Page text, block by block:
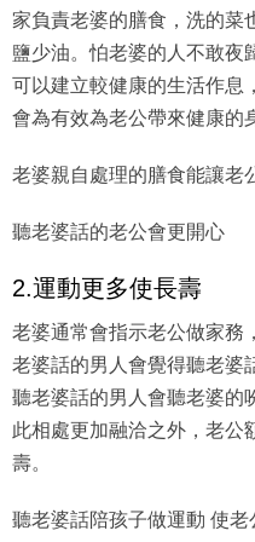
家負責老婆的膳食，洗的菜
鹽少油。怕老婆的人不敢夜
可以建立較健康的生活作息
會為有效為老公帶來健康的
老婆親自處理的膳食能讓老
聽老婆話的老公會更開心
2.運動更多使長壽
老婆通常會指示老公做家務
老婆話的男人會覺得聽老婆
聽老婆話的男人會聽老婆的
此相處更加融洽之外，老公
壽。
聽老婆話陪孩子做運動 使老